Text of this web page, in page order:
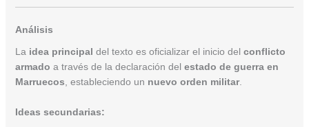
Análisis
La idea principal del texto es oficializar el inicio del conflicto
armado a través de la declaración del estado de guerra en
Marruecos , estableciendo un nuevo orden militar.
Ideas secundarias: